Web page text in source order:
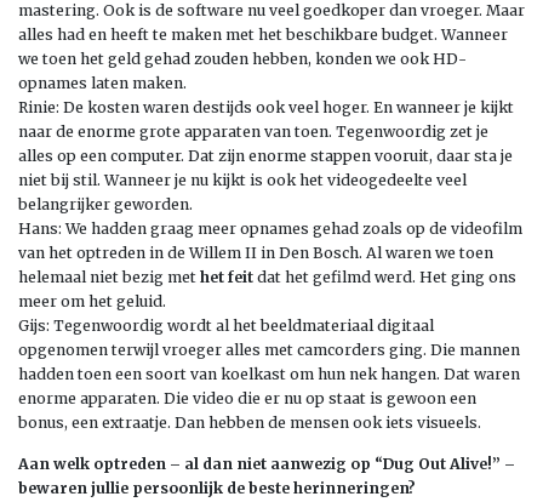
mastering. Ook is de software nu veel goedkoper dan vroeger. Maar
alles had en heeft te maken met het beschikbare budget. Wanneer
we toen het geld gehad zouden hebben, konden we ook HD-
opnames laten maken.
Rinie: De kosten waren destijds ook veel hoger. En wanneer je kijkt
naar de enorme grote apparaten van toen. Tegenwoordig zet je
alles op een computer. Dat zijn enorme stappen vooruit, daar sta je
niet bij stil. Wanneer je nu kijkt is ook het videogedeelte veel
belangrijker geworden.
Hans: We hadden graag meer opnames gehad zoals op de videofilm
van het optreden in de Willem II in Den Bosch. Al waren we toen
helemaal niet bezig met het feit dat het gefilmd werd. Het ging ons
meer om het geluid.
Gijs: Tegenwoordig wordt al het beeldmateriaal digitaal
opgenomen terwijl vroeger alles met camcorders ging. Die mannen
hadden toen een soort van koelkast om hun nek hangen. Dat waren
enorme apparaten. Die video die er nu op staat is gewoon een
bonus, een extraatje. Dan hebben de mensen ook iets visueels.
Aan welk optreden – al dan niet aanwezig op “Dug Out Alive!” –
bewaren jullie persoonlijk de beste herinneringen?